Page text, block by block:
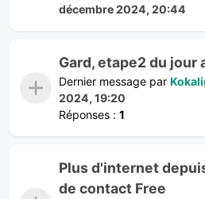
décembre 2024, 20:44
Gard, etape2 du jour
Dernier message par
2024, 19:20
Réponses : 1
Plus d'internet
de contact Free